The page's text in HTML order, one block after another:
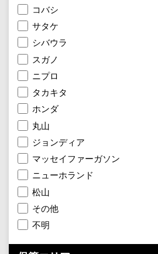
コバシ
サタケ
シバウラ
スガノ
ニプロ
タカキタ
ホンダ
丸山
ジョンディア
マッセイファーガソン
ニューホランド
松山
その他
不明